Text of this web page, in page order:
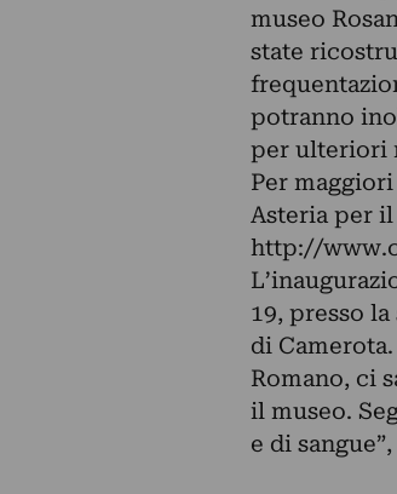
museo
state
potranno
per ulteriori
Per
Asteria per il
http://
19, presso
di
Romano, ci
il museo.
e di